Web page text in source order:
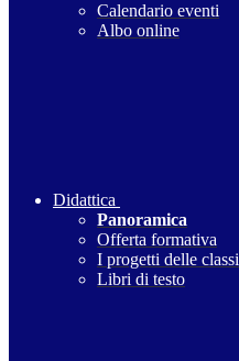
Calendario eventi
Albo online
Didattica
Panoramica
Offerta formativa
I progetti delle classi
Libri di testo